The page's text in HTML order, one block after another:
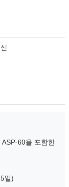
60을 포함한
일)